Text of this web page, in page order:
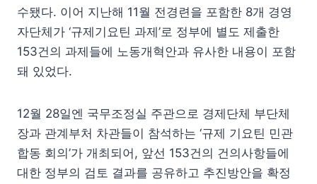
수됐다. 이어 지난해 11월 전경련을 포함한 8개 경영
자단체가 ‘규제기요틴 과제’로 정부에 별도 제출한
153건의 과제들에 노동개혁안과 유사한 내용이 포함
돼 있었다.
12월 28일엔 국무조정실 주관으로 경제단체 부단체
장과 관계부처 차관들이 참석하는 ‘규제 기요틴 민관
합동 회의’가 개최되어, 앞선 153건의 건의사항들에
대한 정부의 검토 결과를 공유하고 추진방안을 확정